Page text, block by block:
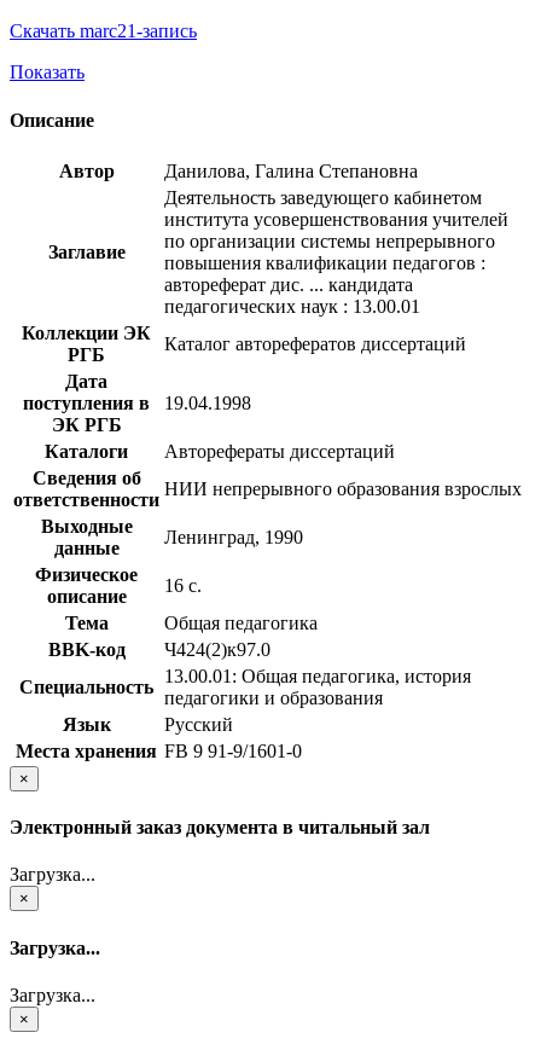
Скачать marc21-запись
Показать
Описание
Автор Данилова, Галина Степановна
Заглавие
Деятельность заведующего кабинетом
института усовершенствования учителей
по организации системы непрерывного
повышения квалификации педагогов :
автореферат дис. ... кандидата
педагогических наук : 13.00.01
Коллекции ЭК
РГБ
Каталог авторефератов диссертаций
Дата
поступления в
ЭК РГБ
19.04.1998
Каталоги
Авторефераты диссертаций
Сведения об
ответственности
НИИ непрерывного образования взрослых
Выходные
данные
Ленинград, 1990
Физическое
описание
16 с.
Тема
Общая педагогика
BBK-код
Ч424(2)к97.0
Специальность
13.00.01: Общая педагогика, история
педагогики и образования
Язык
Русский
Места хранения FB 9 91-9/1601-0
×
Электронный заказ документа в читальный зал
Загрузка...
×
Загрузка...
Загрузка...
×